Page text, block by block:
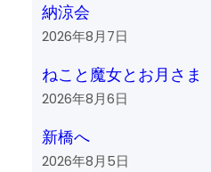
納涼会
2026年8月7日
ねこと魔女とお月さま
2026年8月6日
新橋へ
2026年8月5日